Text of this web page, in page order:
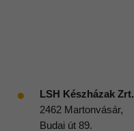
●
LSH Készházak Zrt.
2462 Martonvásár,
Budai út 89.